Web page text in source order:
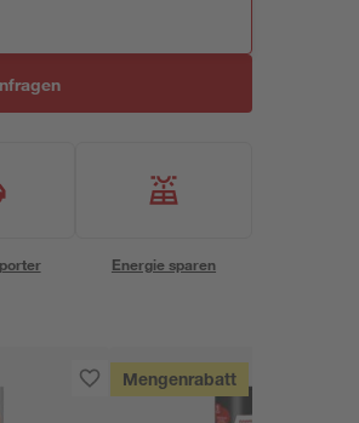
Energie sparen
Mengenrabatt